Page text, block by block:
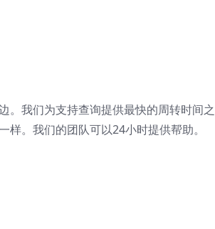
。我们为支持查询提供最快的周转时间之
。我们的团队可以24小时提供帮助。